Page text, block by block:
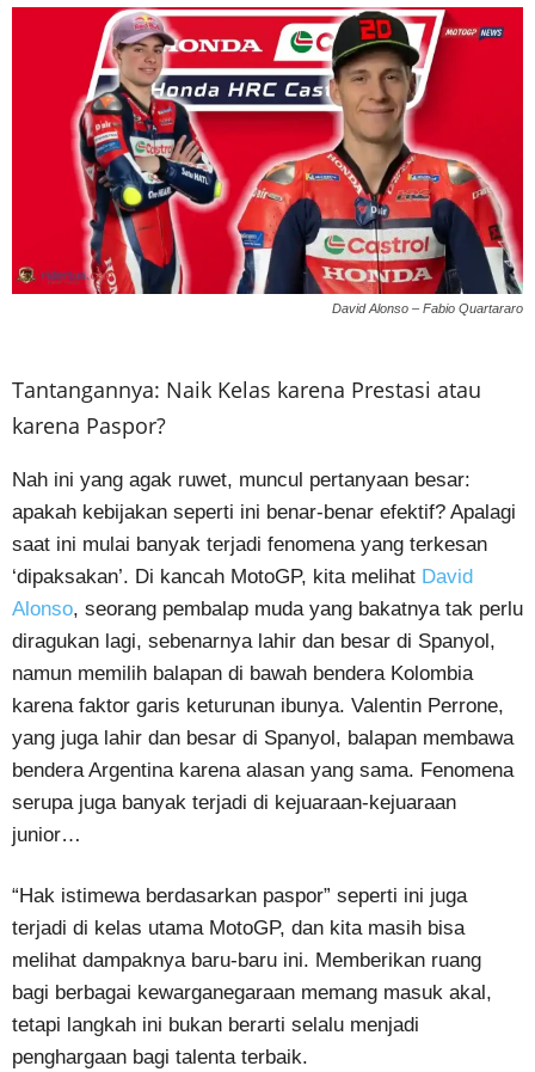
David Alonso – Fabio Quartararo
Tantangannya: Naik Kelas karena Prestasi atau
karena Paspor?
Nah ini yang agak ruwet, muncul pertanyaan besar:
apakah kebijakan seperti ini benar-benar efektif? Apalagi
saat ini mulai banyak terjadi fenomena yang terkesan
‘dipaksakan’. Di kancah MotoGP, kita melihat David
Alonso, seorang pembalap muda yang bakatnya tak perlu
diragukan lagi, sebenarnya lahir dan besar di Spanyol,
namun memilih balapan di bawah bendera Kolombia
karena faktor garis keturunan ibunya. Valentin Perrone,
yang juga lahir dan besar di Spanyol, balapan membawa
bendera Argentina karena alasan yang sama. Fenomena
serupa juga banyak terjadi di kejuaraan-kejuaraan
junior…
“Hak istimewa berdasarkan paspor” seperti ini juga
terjadi di kelas utama MotoGP, dan kita masih bisa
melihat dampaknya baru-baru ini. Memberikan ruang
bagi berbagai kewarganegaraan memang masuk akal,
tetapi langkah ini bukan berarti selalu menjadi
penghargaan bagi talenta terbaik.